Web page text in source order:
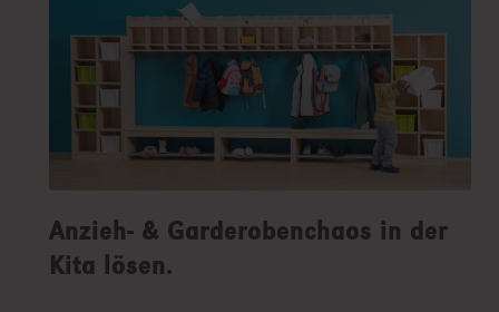
Anzieh- & Garderobenchaos in der
Kita lösen.